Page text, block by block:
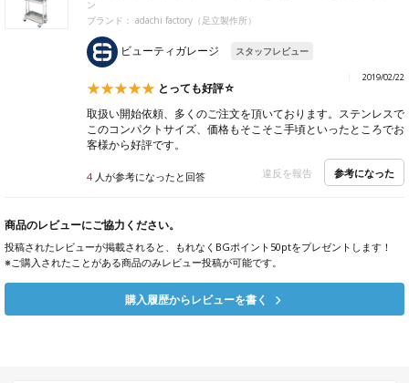
ン
ブランド： adachi factory（足立製作所）
ビューティガレージ スタッフレビュー
2019/02/22
とっても好評☆
取扱い開始依頼、多くのご注文を頂いております。ステンレスで
このコンパクトサイズ、価格もそこそこ手頃といったところでお
客様から好評です。
4人が参考になったと回答 違反を報告 参考になった
商品のレビューにご協力ください。
投稿されたレビューが掲載されると、もれなくBGポイント50ptをプレゼントします！
※ご購入されたことがある商品のみレビュー投稿が可能です。
購入履歴からレビューを書く